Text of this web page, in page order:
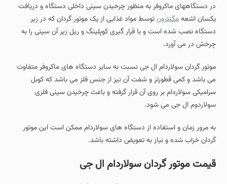
در دستگاههای ماکروفر به منظور چرخیدن سینی داخلی دستگاه و دریافت
یکسان اشعهمگنترونتوسط مواد غذایی از یک موتور گردان که در زیر
دستگاه نصب شده است و با قرار گیری کوپلینگ و ریل زیر آن سینی را به
چرخش در می آورد.
موتور گردان سولاردام ال جی نسبت به سایر دستگاه های ماکروفر متفاوت
می باشد و کمی قطورتر و شفت آن نیز از جنس فلز می باشد که کوبل
سرامیکی سولاردام بر روی آن قرار گرفته و باعث چرخیدن سینی فلزی
سولاردوم ال جی می شود.
به مرور زمان و استفاده از دستگاه های سولاردام ممکن است این موتور
گردان خراب شده و نیاز به تعویض داشته باشد.
قیمت موتور گردان سولاردام ال جی